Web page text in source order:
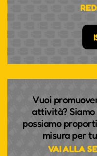
Vuoi
attività?
possiamo
misura per
VAI ALLA